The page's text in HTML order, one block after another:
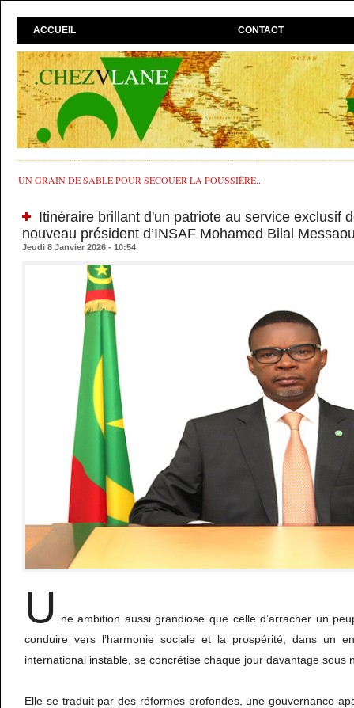
ACCUEIL CONTACT
UN GRAIN DE SABLE POUR SECOUER LA POUSSIÈRE...
Itinéraire brillant d'un patriote au service exclusif
nouveau président d’INSAF Mohamed Bilal
Jeudi 8 Janvier 2026 - 10:54
U
ne ambition aussi grandiose que celle d’arracher un
conduire vers l’harmonie sociale et la prospérité, dans un
international instable, se concrétise chaque jour davantage sous
Elle se traduit par des réformes profondes, une gouvernance